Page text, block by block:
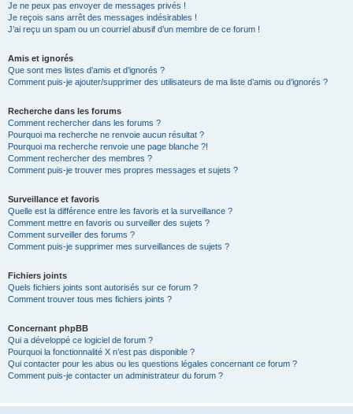
Je ne peux pas envoyer de messages privés !
Je reçois sans arrêt des messages indésirables !
J’ai reçu un spam ou un courriel abusif d’un membre de ce forum !
Amis et ignorés
Que sont mes listes d’amis et d’ignorés ?
Comment puis-je ajouter/supprimer des utilisateurs de ma liste d’amis ou d’ignorés ?
Recherche dans les forums
Comment rechercher dans les forums ?
Pourquoi ma recherche ne renvoie aucun résultat ?
Pourquoi ma recherche renvoie une page blanche ?!
Comment rechercher des membres ?
Comment puis-je trouver mes propres messages et sujets ?
Surveillance et favoris
Quelle est la différence entre les favoris et la surveillance ?
Comment mettre en favoris ou surveiller des sujets ?
Comment surveiller des forums ?
Comment puis-je supprimer mes surveillances de sujets ?
Fichiers joints
Quels fichiers joints sont autorisés sur ce forum ?
Comment trouver tous mes fichiers joints ?
Concernant phpBB
Qui a développé ce logiciel de forum ?
Pourquoi la fonctionnalité X n’est pas disponible ?
Qui contacter pour les abus ou les questions légales concernant ce forum ?
Comment puis-je contacter un administrateur du forum ?